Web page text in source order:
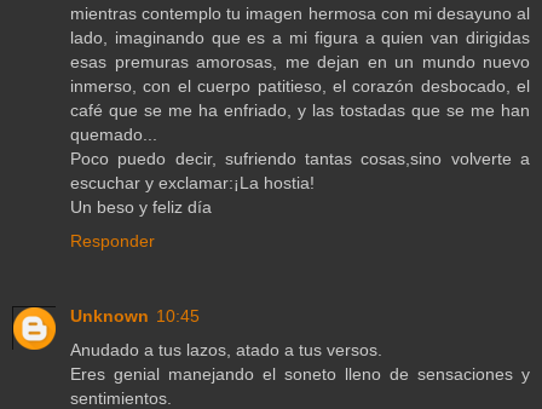
mientras contemplo tu imagen hermosa con mi desayuno al
lado, imaginando que es a mi figura a quien van dirigidas
esas premuras amorosas, me dejan en un mundo nuevo
inmerso, con el cuerpo patitieso, el corazón desbocado, el
café que se me ha enfriado, y las tostadas que se me han
quemado...
Poco puedo decir, sufriendo tantas cosas,sino volverte a
escuchar y exclamar:¡La hostia!
Un beso y feliz día
Responder
Unknown 10:45
Anudado a tus lazos, atado a tus versos.
Eres genial manejando el soneto lleno de sensaciones y
sentimientos.